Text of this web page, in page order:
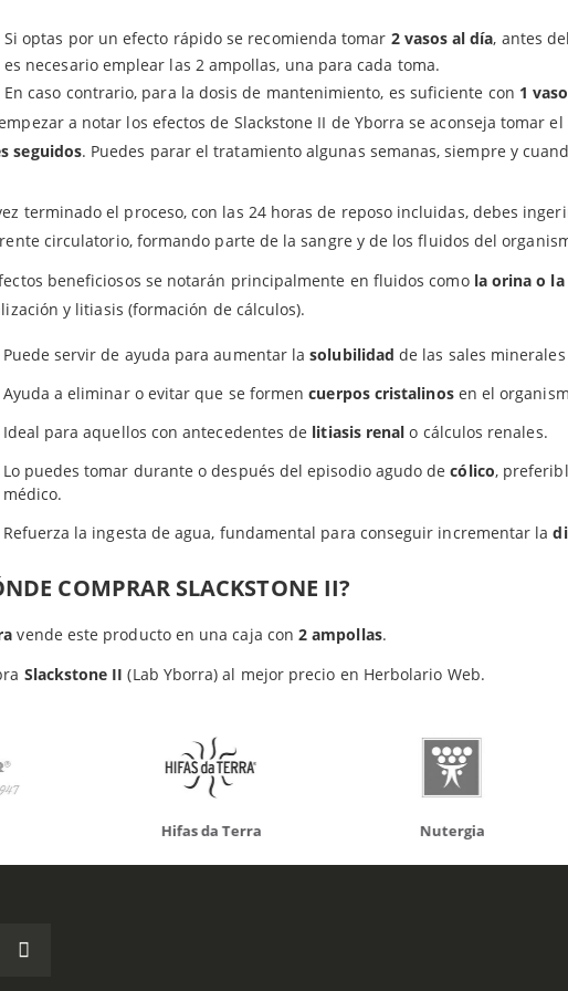
gruesa del producto.
cubrir el recipiente con una capa que consiga evitar que caiga polvo o
totalmente calentar, enfriar o agitar el agua preparada, esto
QUÉ SIRVE?
terminado el proceso, con las 24 horas de reposo incluidas, debes
circulatorio, formando parte de la sangre y de los fluidos del
beneficiosos se notarán principalmente en fluidos como la orina o
y litiasis (formación de cálculos).
Puede servir de ayuda para aumentar lasolubilidad de las sales
Ayuda a eliminar o evitar que se formencuerpos cristalinosen el
Ideal para aquellos con antecedentes de litiasis renalo cálculos renales.
Lo puedes tomar durante o después del episodio agudo decólico,
médico.
Refuerza la ingesta de agua, fundamental para conseguir incrementar la
COMPRAR SLACKSTONE II?
vende este producto en una caja con2 ampollas.
Slackstone II (Lab Yborra) al mejor precio en Herbolario Web.
Si optas por un efecto rápido se recomienda tomar 2 vasos al día, antes
es necesario emplear las 2 ampollas, una para cada toma.
En caso contrario, para la dosis de mantenimiento, es suficiente con 1
a notar los efectos de Slackstone II de Yborra se aconseja tomar
seguidos. Puedes parar el tratamiento algunas semanas, siempre y
Productos relacionados
otros productos que te
Terra Nutergia 100% Natural